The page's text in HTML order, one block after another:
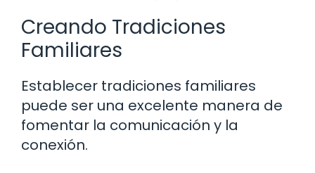
Creando Tradiciones
Familiares
Establecer tradiciones familiares
puede ser una excelente manera de
fomentar la comunicación y la
conexión.